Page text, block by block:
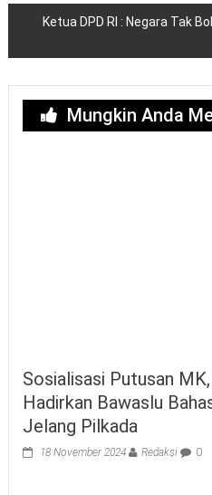
Ketua DPD RI : Negara Tak
Mungkin Anda
Sosialisasi Putusan
Hadirkan Bawaslu
Jelang Pilkada
18 November 2024 Redaksi 0